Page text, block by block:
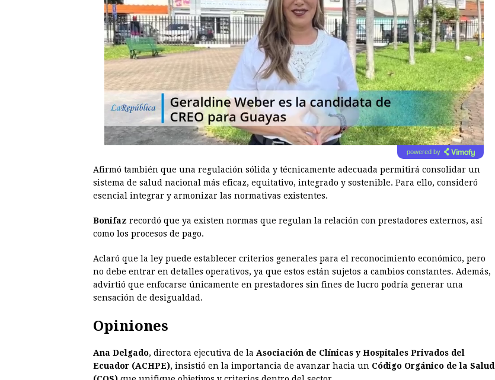
powered by
Afirmó también que una regulación sólida y técnicamente adecuada permitirá consolidar un
sistema de salud nacional más eficaz, equitativo, integrado y sostenible. Para ello, consideró
esencial integrar y armonizar las normativas existentes.
Bonifaz recordó que ya existen normas que regulan la relación con prestadores externos, así
como los procesos de pago.
Aclaró que la ley puede establecer criterios generales para el reconocimiento económico, pero
no debe entrar en detalles operativos, ya que estos están sujetos a cambios constantes. Además,
advirtió que enfocarse únicamente en prestadores sin fines de lucro podría generar una
sensación de desigualdad.
Opiniones
Ana Delgado, directora ejecutiva de la Asociación de Clínicas y Hospitales Privados del
Ecuador (ACHPE), insistió en la importancia de avanzar hacia un Código Orgánico de la Salud